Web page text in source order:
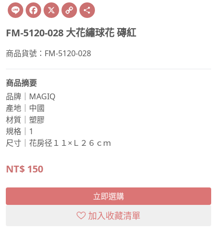
Line Facebook
X Copy
Link
FM-5120-028 大花繡球花 磚紅
商品貨號：FM-5120-028
商品摘要
品牌｜MAGIQ
產地｜中國
材質｜塑膠
規格｜1
尺寸｜花房径１１×Ｌ２６ｃｍ
NT$ 150
立即選購
加入收藏清單